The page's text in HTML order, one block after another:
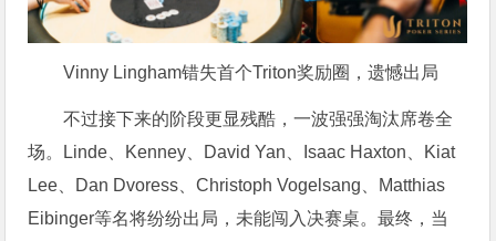
Vinny Lingham错失首个Triton奖励圈，遗憾出局
不过接下来的阶段更显残酷，一波强强淘汰席卷全
场。Linde、Kenney、David Yan、Isaac Haxton、Kiat
Lee、Dan Dvoress、Christoph Vogelsang、Matthias
Eibinger等名将纷纷出局，未能闯入决赛桌。最终，当